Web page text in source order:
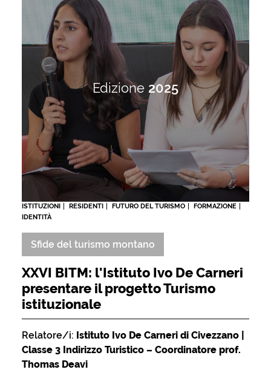
Edizione 2025
ISTITUZIONI RESIDENTI FUTURO DEL TURISMO
FORMAZIONE
IDENTITÀ
Sfide del turismo montano
XXVI BITM: l'Istituto Ivo De Carneri
presentare il progetto Turismo
istituzionale
Relatore/i: Istituto Ivo De Carneri di Civezzano |
Classe 3 Indirizzo Turistico – Coordinatore prof.
Thomas Deavi